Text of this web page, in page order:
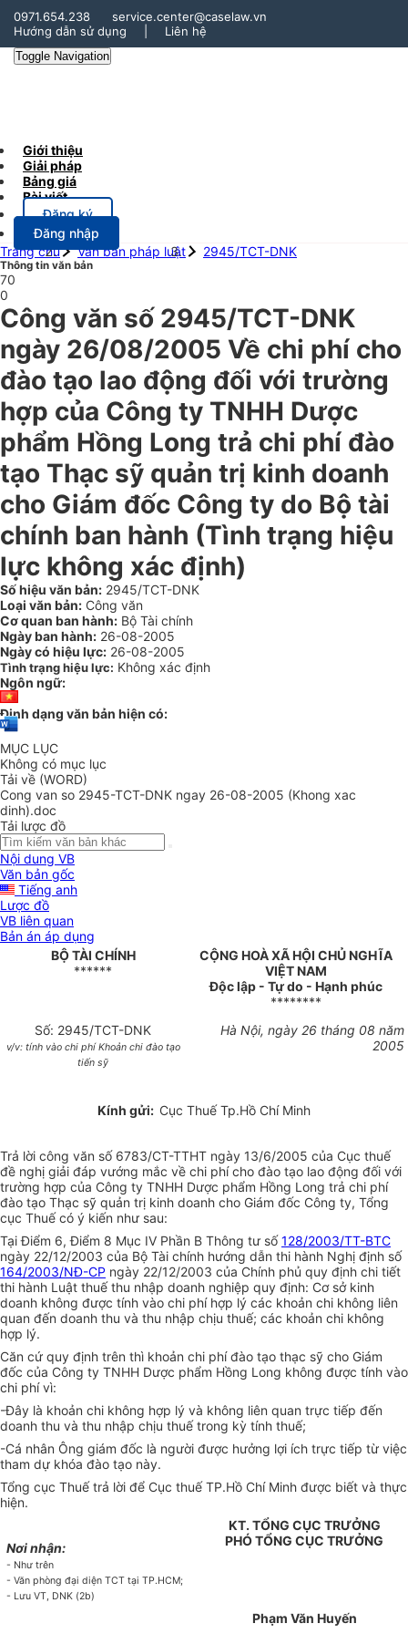
0971.654.238
service.center@caselaw.vn
Hướng dẫn sử dụng
Liên hệ
Toggle Navigation
Giới thiệu
Giải pháp
Bảng giá
Bài viết
Đăng ký
Đăng nhập
Trang chủ
Văn bản pháp luật 2945/TCT-DNK
Thông tin văn bản
70
0
Công văn số 2945/TCT-DNK
ngày 26/08/2005 Về chi phí cho
đào tạo lao động đối với trường
hợp của Công ty TNHH Dược
phẩm Hồng Long trả chi phí đào
tạo Thạc sỹ quản trị kinh doanh
cho Giám đốc Công ty do Bộ tài
chính ban hành (Tình trạng hiệu
lực không xác định)
Số hiệu văn bản: 2945/TCT-DNK
Loại văn bản: Công văn
Cơ quan ban hành: Bộ Tài chính
Ngày ban hành: 26-08-2005
Ngày có hiệu lực: 26-08-2005
Tình trạng hiệu lực: Không xác định
Ngôn ngữ:
Định dạng văn bản hiện có:
MỤC LỤC
Không có mục lục
Tải về (WORD)
Cong van so 2945-TCT-DNK ngay 26-08-2005 (Khong xac
dinh).doc
Tải lược đồ
Nội dung VB
Văn bản gốc
Tiếng anh
Lược đồ
VB liên quan
Bản án áp dụng
BỘ TÀI CHÍNH
******
CỘNG HOÀ XÃ HỘI CHỦ NGHĨA
VIỆT NAM
Độc lập - Tự do - Hạnh phúc
********
Số: 2945/TCT-DNK
v/v: tính vào chi phí Khoản chi đào tạo
tiến sỹ
Hà Nội, ngày 26 tháng 08 năm
2005
Kính gửi: Cục Thuế Tp.Hồ Chí Minh
Trả lời công văn số 6783/CT-TTHT ngày 13/6/2005 của Cục thuế
đề nghị giải đáp vướng mắc về chi phí cho đào tạo lao động đối với
trường hợp của Công ty TNHH Dược phẩm Hồng Long trả chi phí
đào tạo Thạc sỹ quản trị kinh doanh cho Giám đốc Công ty, Tổng
cục Thuế có ý kiến như sau:
Tại Điểm 6, Điểm 8 Mục IV Phần B Thông tư số128/2003/TT-BTC
ngày 22/12/2003 của Bộ Tài chính hướng dẫn thi hành Nghị định số
164/2003/NĐ-CP ngày 22/12/2003 của Chính phủ quy định chi tiết
thi hành Luật thuế thu nhập doanh nghiệp quy định: Cơ sở kinh
doanh không được tính vào chi phí hợp lý các khoản chi không liên
quan đến doanh thu và thu nhập chịu thuế; các khoản chi không
hợp lý.
Căn cứ quy định trên thì khoản chi phí đào tạo thạc sỹ cho Giám
đốc của Công ty TNHH Dược phẩm Hồng Long không được tính vào
chi phí vì:
-Đây là khoản chi không hợp lý và không liên quan trực tiếp đến
doanh thu và thu nhập chịu thuế trong kỳ tính thuế;
-Cá nhân Ông giám đốc là người được hưởng lợi ích trực tiếp từ việc
tham dự khóa đào tạo này.
Tổng cục Thuế trả lời để Cục thuế TP.Hồ Chí Minh được biết và thực
hiện.
Nơi nhận:
- Như trên
- Văn phòng đại diện TCT tại TP.HCM;
- Lưu VT, DNK (2b)
KT. TỔNG CỤC TRƯỞNG
PHÓ TỔNG CỤC TRƯỞNG
Phạm Văn Huyến